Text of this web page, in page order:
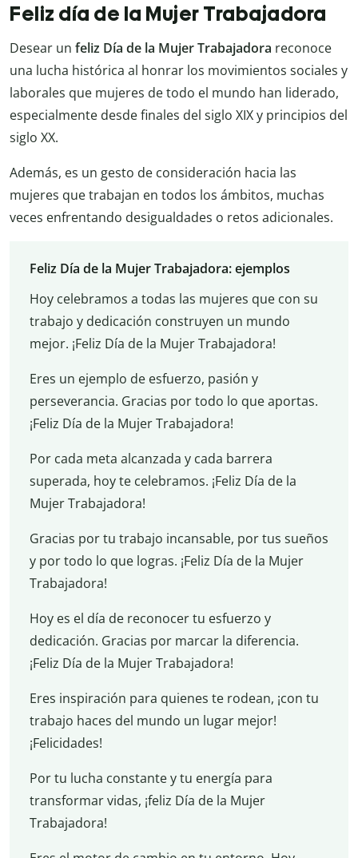
Feliz día de la Mujer Trabajadora
Desear un feliz Día de la Mujer Trabajadora reconoce
una lucha histórica al honrar los movimientos sociales y
laborales que mujeres de todo el mundo han liderado,
especialmente desde finales del siglo XIX y principios del
siglo XX.
Además, es un gesto de consideración hacia las
mujeres que trabajan en todos los ámbitos, muchas
veces enfrentando desigualdades o retos adicionales.
Feliz Día de la Mujer Trabajadora: ejemplos
Hoy celebramos a todas las mujeres que con su
trabajo y dedicación construyen un mundo
mejor. ¡Feliz Día de la Mujer Trabajadora!
Eres un ejemplo de esfuerzo, pasión y
perseverancia. Gracias por todo lo que aportas.
¡Feliz Día de la Mujer Trabajadora!
Por cada meta alcanzada y cada barrera
superada, hoy te celebramos. ¡Feliz Día de la
Mujer Trabajadora!
Gracias por tu trabajo incansable, por tus sueños
y por todo lo que logras. ¡Feliz Día de la Mujer
Trabajadora!
Hoy es el día de reconocer tu esfuerzo y
dedicación. Gracias por marcar la diferencia.
¡Feliz Día de la Mujer Trabajadora!
Eres inspiración para quienes te rodean, ¡con tu
trabajo haces del mundo un lugar mejor!
¡Felicidades!
Por tu lucha constante y tu energía para
transformar vidas, ¡feliz Día de la Mujer
Trabajadora!